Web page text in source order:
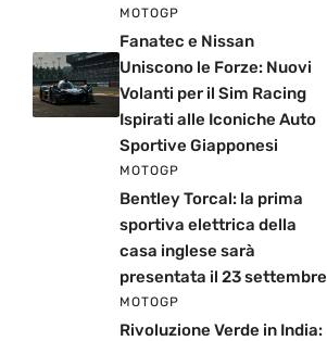
MOTOGP
Fanatec e Nissan
Uniscono le Forze: Nuovi
Volanti per il Sim Racing
Ispirati alle Iconiche Auto
Sportive Giapponesi
MOTOGP
Bentley Torcal: la prima
sportiva elettrica della
casa inglese sarà
presentata il 23 settembre
MOTOGP
Rivoluzione Verde in India: